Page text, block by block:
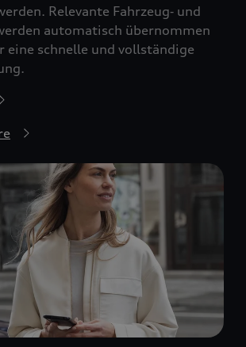
Relevante Fahrzeug‑ und
automatisch übernommen
eine schnelle und vollständige